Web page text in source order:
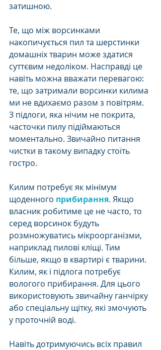
затишною.
Те, що між ворсинками
накопичується пил та шерстинки
домашніх тварин може здатися
суттєвим недоліком. Насправді це
навіть можна вважати перевагою:
те, що затримали ворсинки килима
ми не вдихаємо разом з повітрям.
З підлоги, яка нічим не покрита,
часточки пилу підіймаються
моментально. Звичайно питання
чистки в такому випадку стоїть
гостро.
Килим потребує як мінімум
щоденного прибирання. Якщо
власник робитиме це не часто, то
серед ворсинок будуть
розмножуватись мікроорганізми,
наприклад пилові кліщі. Тим
більше, якщо в квартирі є тварини.
Килим, як і підлога потребує
вологого прибирання. Для цього
використовують звичайну ганчірку
або спеціальну щітку, які змочують
у проточній воді.
Навіть дотримуючись всіх правил